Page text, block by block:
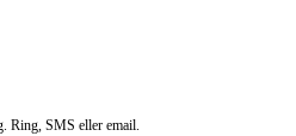
Ring, SMS eller email.